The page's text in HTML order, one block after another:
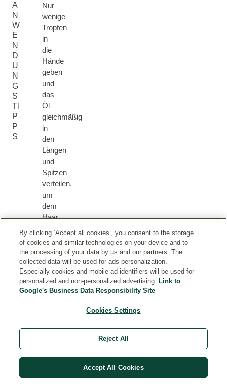
A
N
W
E
N
D
U
N
G
S
TI
P
P
S
Nur
wenige
Tropfen
in
die
Hände
geben
und
das
Öl
gleichmäßig
in
den
Längen
und
Spitzen
verteilen,
um
dem
Haar
einen
letzten
Hauch
von
Glanz
und
Geschmeidigkeit
WEITERE PRODUKTE
By clicking ‘Accept all cookies’, you consent to the storage
of cookies and similar technologies on your device and to
the processing of your data by us and our partners. The
collected data will be used for ads personalization.
Especially cookies and mobile ad identifiers will be used for
personalized and non-personalized advertising. Link to
Google's Business Data Responsibility Site
Cookies Settings
Reject All
Accept All Cookies